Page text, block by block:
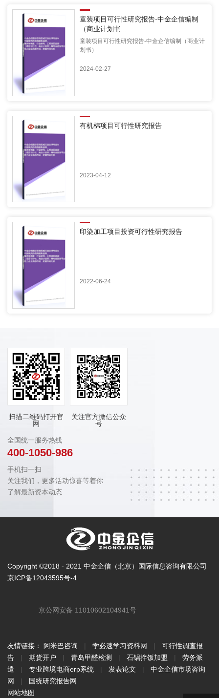
童装项目可行性研究报告-中金企信编制
（商业计划书...
童装项目可行性研究报告-中金企信编制（商业计
划书）
2024-02-27
有机棉项目可行性研究报告
2023-04-12
印染加工项目投资可行性研究报告
2022-06-24
扫描二维码打开官
网
关注官方微信公众
号
全国统一服务热线
400-1050-986
手机扫一扫
关注我们，更多活动惊喜等着你
了解最新资本动态
Copyright ©2018 - 2021 中金企信（北京）国际信息咨询有限公司
京ICP备12043595号-4
京公网安备 11010602104941号
友情链接： 阿米巴咨询 | 学必速学习资料网 |
可行性调查报
告
| 期货开户 | 青岛甲醛检测 | 石锅拌饭加盟 |
劳务派
遣
| 专业跨境电商erp系统 | 发表论文 |
中金企信市场咨询
网
|
国统研究报告网
网站地图